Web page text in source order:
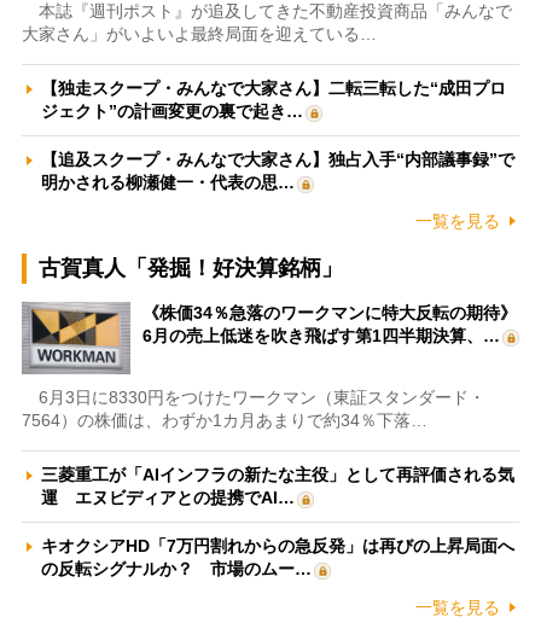
本誌『週刊ポスト』が追及してきた不動産投資商品「みんなで
大家さん」がいよいよ最終局面を迎えている…
【独走スクープ・みんなで大家さん】二転三転した“成田プロ
ジェクト”の計画変更の裏で起き…
【追及スクープ・みんなで大家さん】独占入手“内部議事録”で
明かされる柳瀬健一・代表の思…
一覧を見る
古賀真人「発掘！好決算銘柄」
《株価34％急落のワークマンに特大反転の期待》
6月の売上低迷を吹き飛ばす第1四半期決算、…
6月3日に8330円をつけたワークマン（東証スタンダード・
7564）の株価は、わずか1カ月あまりで約34％下落…
三菱重工が「AIインフラの新たな主役」として再評価される気
運 エヌビディアとの提携でAI…
キオクシアHD「7万円割れからの急反発」は再びの上昇局面へ
の反転シグナルか？ 市場のムー…
一覧を見る